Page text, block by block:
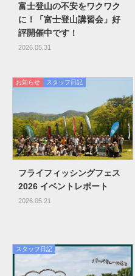
富士登山の不安をワクワク
に！「富士登山講習会」好
評開催中です！
2026.05.31
お知らせ スタッフ日記
フライフィッシングフェス
2026 イベントレポート
2026.05.21
スタッフ日記